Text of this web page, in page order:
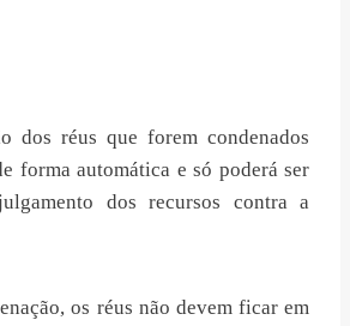
dos réus que forem condenados
forma automática e só poderá ser
dos recursos contra a
os réus não devem ficar em